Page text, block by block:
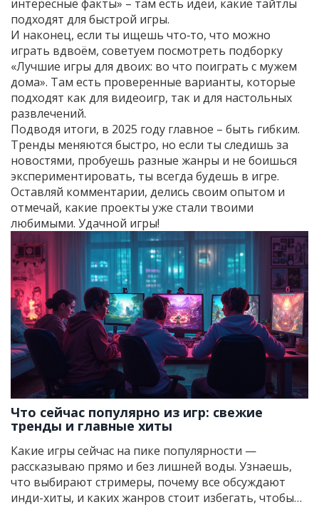
интересные факты» – там есть идеи, какие тайтлы
подходят для быстрой игры.
И наконец, если ты ищешь что‑то, что можно
играть вдвоём, советуем посмотреть подборку
«Лучшие игры для двоих: во что поиграть с мужем
дома». Там есть проверенные варианты, которые
подходят как для видеоигр, так и для настольных
развлечений.
Подводя итоги, в 2025 году главное – быть гибким.
Тренды меняются быстро, но если ты следишь за
новостями, пробуешь разные жанры и не боишься
экспериментировать, ты всегда будешь в игре.
Оставляй комментарии, делись своим опытом и
отмечай, какие проекты уже стали твоими
любимыми. Удачной игры!
Что сейчас популярно из игр: свежие
тренды и главные хиты
Какие игры сейчас на пике популярности —
рассказываю прямо и без лишней воды. Узнаешь,
что выбирают стримеры, почему все обсуждают
инди-хиты, и каких жанров стоит избегать, чтобы